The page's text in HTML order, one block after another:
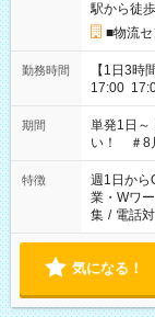
駅から徒
■物流
勤務時間
【1日3時間～も相談
17:00 17:00～
お気軽に
期間
単発1日
い！ ＃8
特徴 週1日から
業・Wワ
集 / 電話
気になる！